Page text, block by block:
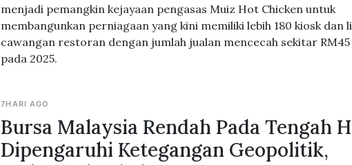
menjadi pemangkin kejayaan pengasas Muiz Hot Chicken untuk
membangunkan perniagaan yang kini memiliki lebih 180 kiosk dan
cawangan restoran dengan jumlah jualan mencecah sekitar
pada 2025.
7HARI AGO
Bursa Malaysia Rendah Pada Tengah
Dipengaruhi Ketegangan Geopolitik,